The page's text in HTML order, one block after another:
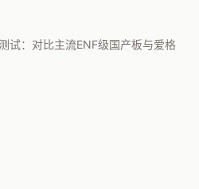
试：对比主流ENF级国产板与爱格